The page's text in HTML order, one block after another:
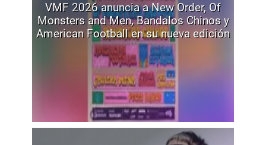
VMF 2026 anuncia a New Order, Of
Monsters and Men, Bandalos Chinos y
American Football en su nueva edición